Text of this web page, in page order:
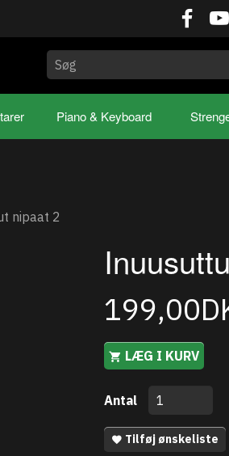
Piano & Keyboard
nipaat 2
LÆG I KURV
Antal
Tilføj ønskeliste